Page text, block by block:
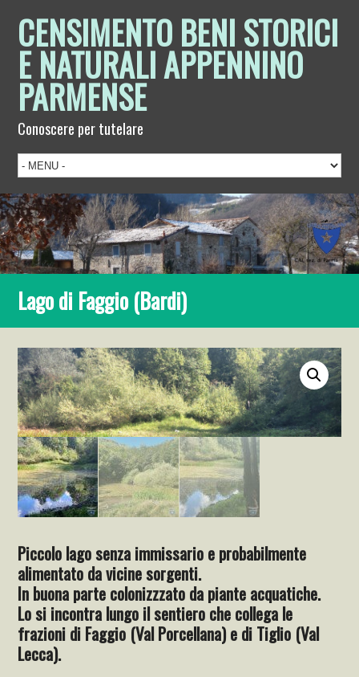
CENSIMENTO BENI STORICI
E NATURALI APPENNINO
PARMENSE
Conoscere per tutelare
Lago di Faggio (Bardi)
Piccolo lago senza immissario e probabilmente
alimentato da vicine sorgenti.
In buona parte colonizzzato da piante acquatiche.
Lo si incontra lungo il sentiero che collega le
frazioni di Faggio (Val Porcellana) e di Tiglio (Val
Lecca).